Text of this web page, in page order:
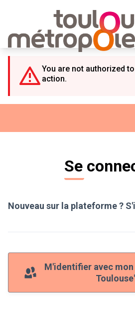
You are not authorized
action.
Se
Nouveau sur la plateforme ?
M'identifier avec